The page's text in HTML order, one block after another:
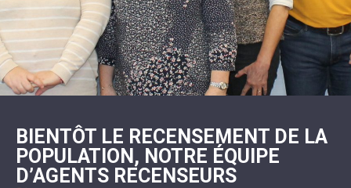
CONSEIL
MUNICIPAL
ARRÊTÉS
ET
DÉCISIONS
DU
MAIRE
DE
LA
MINORITÉ
COLLÈGE
ESPACE
JEUNES
11
ANS
ASSOCIATION
COULÉE
DOUCE
ENVIRONNEMENT
L'EAU
ET
L'ASSAINISSEMENT
LA
RÉSIDENCE
AUTONOMIE
LA
POLICE
MUNICIPALE
SÉCURITÉ
MUSIQUE
L'ÉCOLE
COMMUNAUTAIRE
DE
DANSE
LA
PISCINE
ASSOCIATIONS
VERTE
VISITES
ET
DÉCOUVERTES
LES
RANDONNÉES
LE
CAMPING-
CARS
TENTES
ET
CARAVANES
BIENTÔT LE RECENSEMENT DE LA
POPULATION, NOTRE ÉQUIPE
D’AGENTS RECENSEURS